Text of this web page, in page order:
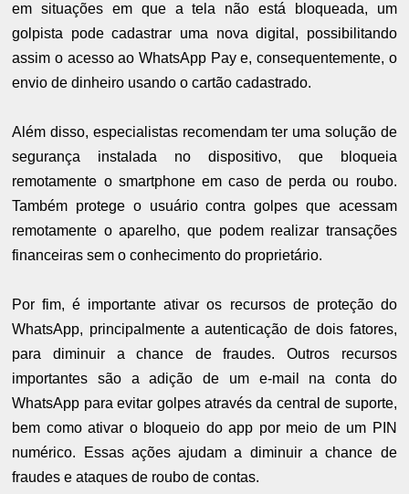
em situações em que a tela não está bloqueada, um
golpista pode cadastrar uma nova digital, possibilitando
assim o acesso ao WhatsApp Pay e, consequentemente, o
envio de dinheiro usando o cartão cadastrado.
Além disso, especialistas recomendam ter uma solução de
segurança instalada no dispositivo, que bloqueia
remotamente o smartphone em caso de perda ou roubo.
Também protege o usuário contra golpes que acessam
remotamente o aparelho, que podem realizar transações
financeiras sem o conhecimento do proprietário.
Por fim, é importante ativar os recursos de proteção do
WhatsApp, principalmente a autenticação de dois fatores,
para diminuir a chance de fraudes. Outros recursos
importantes são a adição de um e-mail na conta do
WhatsApp para evitar golpes através da central de suporte,
bem como ativar o bloqueio do app por meio de um PIN
numérico. Essas ações ajudam a diminuir a chance de
fraudes e ataques de roubo de contas.